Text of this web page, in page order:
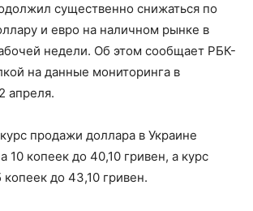
существенно снижаться по
и евро на наличном рынке в
недели. Об этом сообщает РБК-
на данные мониторинга в
апреля.
продажи доллара в Украине
10 копеек до 40,10 гривен, а курс
до 43,10 гривен.